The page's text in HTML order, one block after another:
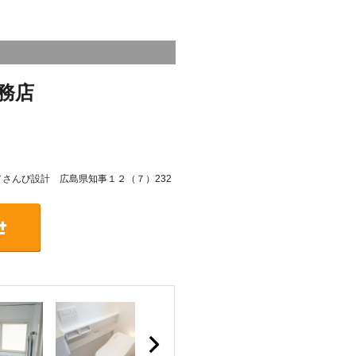
店
んび設計 広島県知事１２（７）232